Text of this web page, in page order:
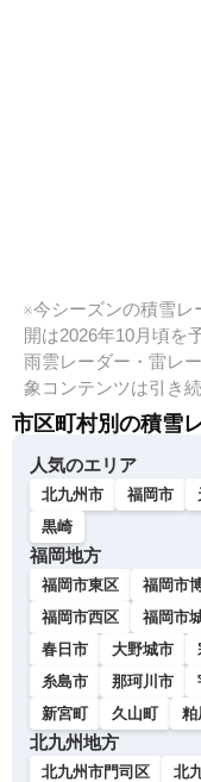
※今シーズンの積雪
開は2026年10月頃を
雨雲レーダー・雷レ
象コンテンツは引き
市区町村別の積雪
人気のエリア
北九州市 福岡市
黒崎
福岡地方
福岡市東区 福岡市
福岡市西区
福岡市
春日市
大野城市
糸島市
那珂川市
新宮町
久山町 粕
北九州地方
北九州市門司区 北